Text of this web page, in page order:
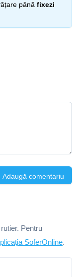
până fixezi
Adaugă comentariu
Pentru
SoferOnline.